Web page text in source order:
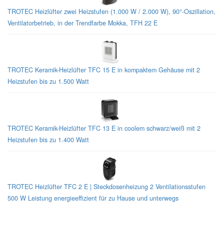
TROTEC Heizlüfter zwei Heizstufen (1.000 W / 2.000 W), 90°-Oszillation,
Ventilatorbetrieb, in der Trendfarbe Mokka, TFH 22 E
TROTEC Keramik-Heizlüfter TFC 15 E in kompaktem Gehäuse mit 2
Heizstufen bis zu 1.500 Watt
TROTEC Keramik-Heizlüfter TFC 13 E in coolem schwarz/weiß mit 2
Heizstufen bis zu 1.400 Watt
TROTEC Heizlüfter TFC 2 E | Steckdosenheizung 2 Ventilationsstufen
500 W Leistung energieeffizient für zu Hause und unterwegs